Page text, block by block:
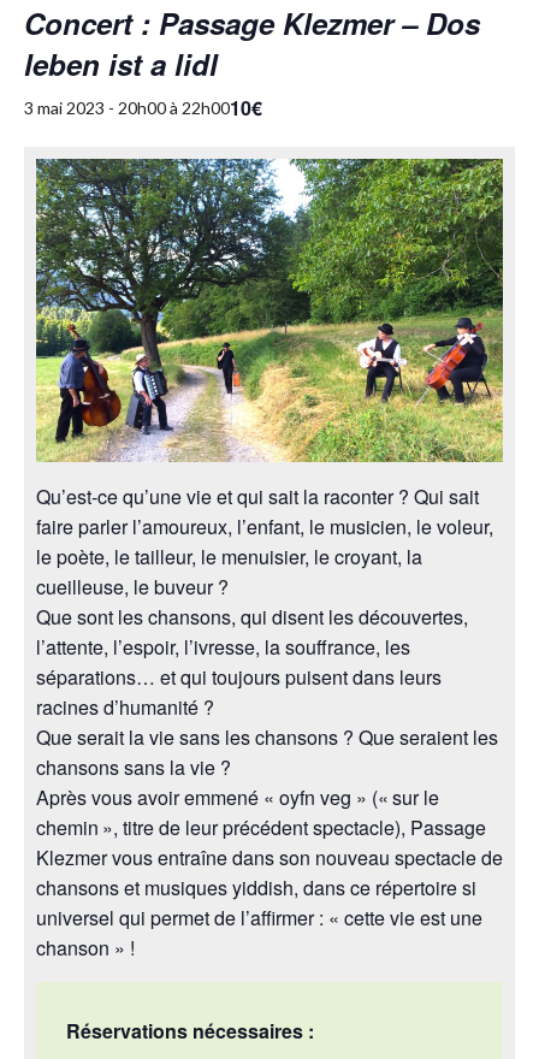
Concert : Passage Klezmer – Dos
leben ist a lidl
3 mai 2023 - 20h00à 22h0010€
Qu’est-ce qu’une vie et qui sait la raconter ? Qui sait
faire parler l’amoureux, l’enfant, le musicien, le voleur,
le poète, le tailleur, le menuisier, le croyant, la
cueilleuse, le buveur ?
Que sont les chansons, qui disent les découvertes,
l’attente, l’espoir, l’ivresse, la souffrance, les
séparations… et qui toujours puisent dans leurs
racines d’humanité ?
Que serait la vie sans les chansons ? Que seraient les
chansons sans la vie ?
Après vous avoir emmené « oyfn veg » (« sur le
chemin », titre de leur précédent spectacle), Passage
Klezmer vous entraîne dans son nouveau spectacle de
chansons et musiques yiddish, dans ce répertoire si
universel qui permet de l’affirmer : « cette vie est une
chanson » !
Réservations nécessaires :